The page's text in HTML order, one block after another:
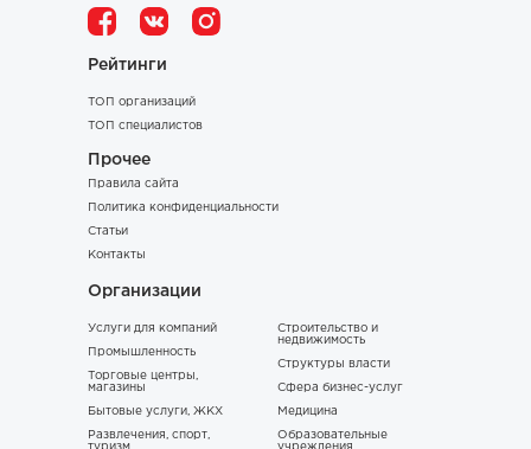
Рейтинги
ТОП организаций
ТОП специалистов
Прочее
Правила сайта
Политика конфиденциальности
Статьи
Контакты
Организации
Услуги для компаний
Промышленность
Торговые центры,
магазины
Бытовые услуги, ЖКХ
Развлечения, спорт,
Строительство и
недвижимость
Структуры власти
Сфера бизнес-услуг
Медицина
Образовательные